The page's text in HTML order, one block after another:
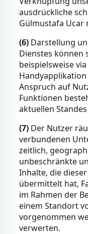
ausdrückliche
Gülmustafa Ucar
(6) Darstellung
Dienstes können
beispielsweise
Anspruch auf
Funktionen
aktuellen
(7) Der Nutzer
verbundenen
zeitlich,
unbeschränkte
Inhalte, die
übermittelt hat,
im Rahmen der
einem Standort
vorgenommen
verwerten.